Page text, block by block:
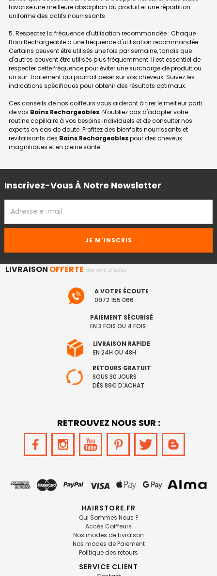
favorise une meilleure absorption du produit et une répartition
uniforme des actifs nourrissants.
5. Respectez la fréquence d'utilisation recommandée : Chaque
Bain Rechargeable a une fréquence d'utilisation recommandée.
Certains peuvent être utilisés une fois par semaine, tandis que
d'autres peuvent être utilisés plus fréquemment. Il est essentiel de
respecter cette fréquence pour éviter une surcharge de produit ou
un sur-traitement qui pourrait peser sur vos cheveux. Suivez les
indications spécifiques pour obtenir des résultats optimaux.
Ces conseils de nos coiffeurs vous aideront à tirer le meilleur parti
de vos Bains Rechargeables. N'oubliez pas d'adapter votre
routine capillaire à vos besoins individuels et de consulter nos
experts en cas de doute. Profitez des bienfaits nourrissants et
revitalisants des Bains Rechargeablespour des cheveux
magnifiques et en pleine santé.
Inscrivez-Vous À Notre Newsletter
EMAIL
LIVRAISON OFFERTE dès 49 € d'achat
A VOTRE ÉCOUTE
0972 155 066
PAIEMENT SÉCURISÉ
EN 3 FOIS OU 4 FOIS
LIVRAISON RAPIDE
EN 24H OU 48H
RETOURS GRATUIT
SOUS 30 JOURS
DÈS 89€ D'ACHAT
RETROUVEZ NOUS SUR :
HAIRSTORE.FR
Qui Sommes Nous ?
Accès Coiffeurs
Nos modes de Livraison
Nos modes de Paiement
Politique des retours
SERVICE CLIENT